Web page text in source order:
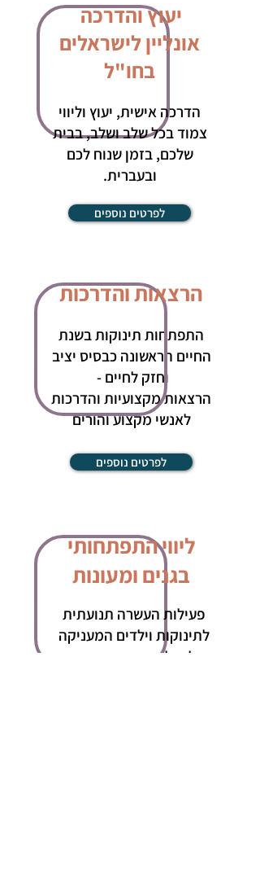
הדרכה אישית, יעוץ וליווי
צמוד בכל שלב ושלב, בבית
שלכם, בזמן שנוח לכם
ובעברית.
לפרטים נוספים
יעוץ והדרכה
אונליין לישראלים
בחו"ל
התפתחות תינוקות בשנת
החיים הראשונה כבסיס יציב
וחזק לחיים -
הרצאות מקצועיות והדרכות
לאנשי מקצוע והורים
הרצאות והדרכות
לפרטים נוספים
פעילות העשרה תנועתית
לתינוקות וילדים המעניקה
כלים להתפתחות תקינה
ליווי התפתחותי
בגנים ומעונות